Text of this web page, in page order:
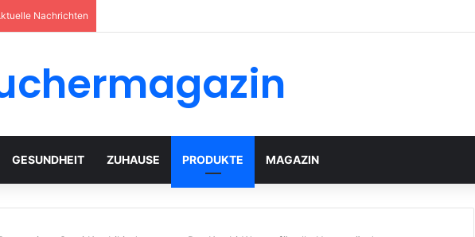
Nachrichten
GESUNDHEIT ZUHAUSE PRODUKTE MAGAZIN